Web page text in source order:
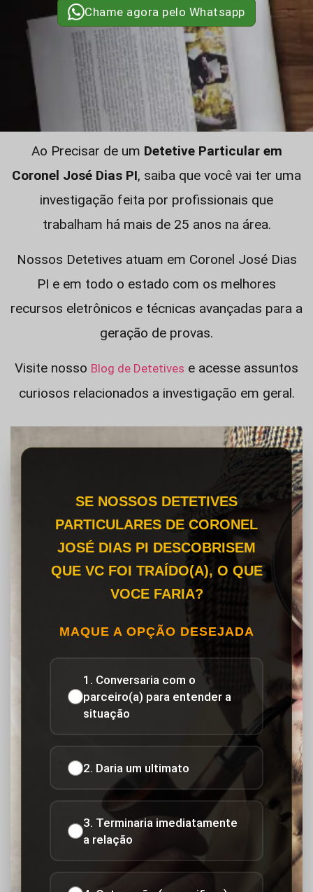
Chame agora pelo Whatsapp
Ao Precisar de um Detetive Particular em
Coronel José Dias PI, saiba que você vai ter uma
investigação feita por profissionais que
trabalham há mais de 25 anos na área.
Nossos Detetives atuam em Coronel José Dias
PI e em todo o estado com os melhores
recursos eletrônicos e técnicas avançadas para a
geração de provas.
Visite nosso Blog de Detetives e acesse assuntos
curiosos relacionados a investigação em geral.
SE NOSSOS DETETIVES
PARTICULARES DE CORONEL
JOSÉ DIAS PI DESCOBRISEM
QUE VC FOI TRAÍDO(A), O QUE
VOCE FARIA?
MAQUE A OPÇÃO DESEJADA
1. Conversaria com o
parceiro(a) para entender a
situação
2. Daria um ultimato
3. Terminaria imediatamente
a relação